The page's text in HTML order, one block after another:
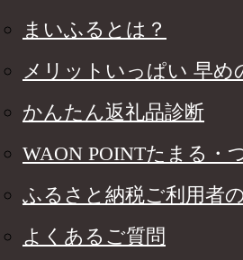
まいふるとは？
メリットいっぱい 早め
かんたん返礼品診断
WAON POINTたまる・
ふるさと納税ご利用者
よくあるご質問